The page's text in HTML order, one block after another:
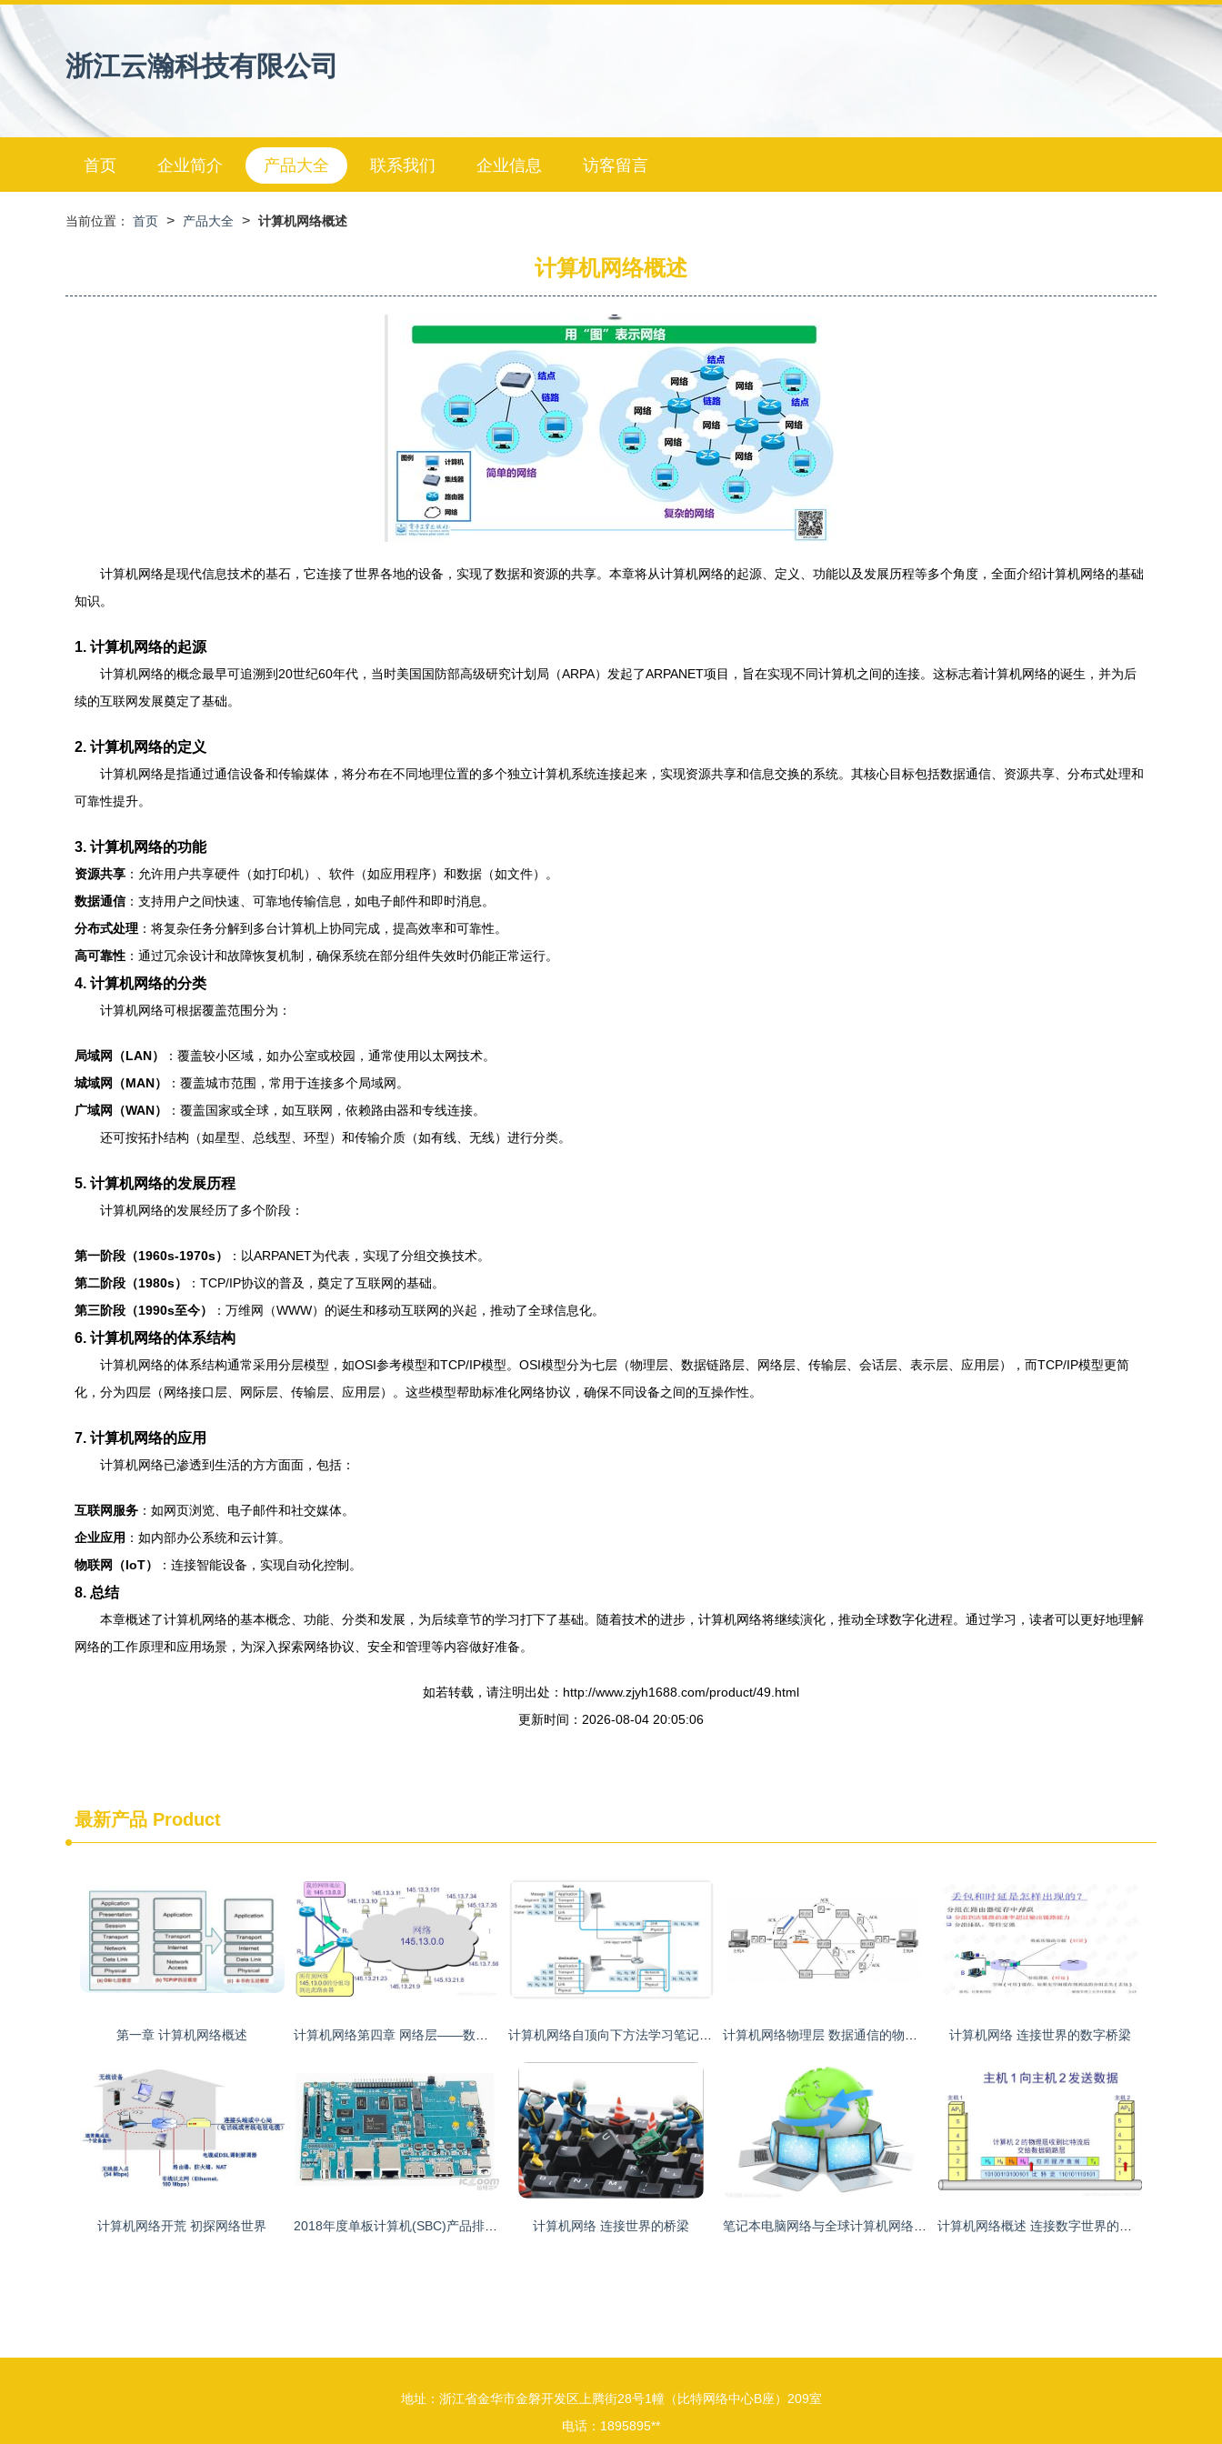
浙江云瀚科技有限公司
首页 企业简介 产品大全 联系我们 企业信息 访客留言
当前位置： 首页 > 产品大全 > 计算机网络概述
计算机网络概述
计算机网络是现代信息技术的基石，它连接了世界各地的设备，实现了数据和资源的共享。本章将从计算机网络的起源、定义、功能以及发展历程等多个角度，全面介绍计算机网络的基础
知识。
1. 计算机网络的起源
计算机网络的概念最早可追溯到20世纪60年代，当时美国国防部高级研究计划局（ARPA）发起了ARPANET项目，旨在实现不同计算机之间的连接。这标志着计算机网络的诞生，并为后
续的互联网发展奠定了基础。
2. 计算机网络的定义
计算机网络是指通过通信设备和传输媒体，将分布在不同地理位置的多个独立计算机系统连接起来，实现资源共享和信息交换的系统。其核心目标包括数据通信、资源共享、分布式处理和
可靠性提升。
3. 计算机网络的功能
资源共享 ：允许用户共享硬件（如打印机）、软件（如应用程序）和数据（如文件）。
数据通信：支持用户之间快速、可靠地传输信息，如电子邮件和即时消息。
分布式处理 ：将复杂任务分解到多台计算机上协同完成，提高效率和可靠性。
高可靠性 ：通过冗余设计和故障恢复机制，确保系统在部分组件失效时仍能正常运行。
4. 计算机网络的分类
计算机网络可根据覆盖范围分为：
局域网（LAN）
：覆盖较小区域，如办公室或校园，通常使用以太网技术。
城域网（MAN）
：覆盖城市范围，常用于连接多个局域网。
广域网（WAN）
：覆盖国家或全球，如互联网，依赖路由器和专线连接。
还可按拓扑结构（如星型、总线型、环型）和传输介质（如有线、无线）进行分类。
5. 计算机网络的发展历程
计算机网络的发展经历了多个阶段：
第一阶段（1960s-1970s）
：以ARPANET为代表，实现了分组交换技术。
第二阶段（1980s）
：TCP/IP协议的普及，奠定了互联网的基础。
第三阶段（1990s至今）
：万维网（WWW）的诞生和移动互联网的兴起，推动了全球信息化。
6. 计算机网络的体系结构
计算机网络的体系结构通常采用分层模型，如OSI参考模型和TCP/IP模型。OSI模型分为七层（物理层、数据链路层、网络层、传输层、会话层、表示层、应用层），而TCP/IP模型更简
化，分为四层（网络接口层、网际层、传输层、应用层）。这些模型帮助标准化网络协议，确保不同设备之间的互操作性。
7. 计算机网络的应用
计算机网络已渗透到生活的方方面面，包括：
互联网服务 ：如网页浏览、电子邮件和社交媒体。
企业应用 ：如内部办公系统和云计算。
物联网（IoT）
：连接智能设备，实现自动化控制。
8. 总结
本章概述了计算机网络的基本概念、功能、分类和发展，为后续章节的学习打下了基础。随着技术的进步，计算机网络将继续演化，推动全球数字化进程。通过学习，读者可以更好地理解
网络的工作原理和应用场景，为深入探索网络协议、安全和管理等内容做好准备。
如若转载，请注明出处：http://www.zjyh1688.com/product/49.html
更新时间：2026-08-04 20:05:06
最新产品 Product
第一章 计算机网络概述 计算机网络 连接世界的数字桥梁
计算机网络开荒 初探网络世界 计算机网络 连接世界的桥梁
地址：浙江省金华市金磐开发区上腾街28号1幢（比特网络中心B座）209室
电话：1895895**